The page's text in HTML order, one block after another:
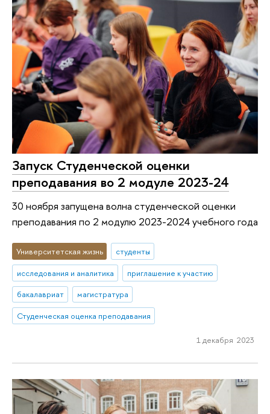
Запуск Студенческой оценки
преподавания во 2 модуле 2023-24
30 ноября запущена волна студенческой оценки
преподавания по 2 модулю 2023-2024 учебного года
Университетская жизнь
студенты
исследования и аналитика
приглашение к участию
бакалавриат
магистратура
Студенческая оценка преподавания
1 декабря 2023